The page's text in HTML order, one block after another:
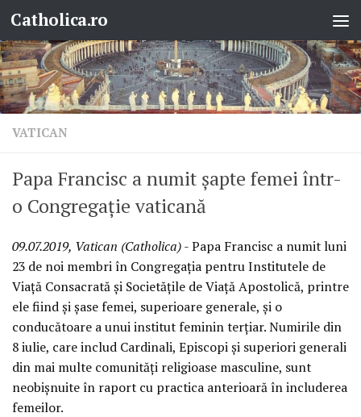
Skip to content
Catholica.ro
VATICAN
Papa Francisc a numit șapte femei într-
o Congregație vaticană
09.07.2019, Vatican (Catholica)- Papa Francisc a numit luni
23 de noi membri în Congregația pentru Institutele de
Viață Consacrată și Societățile de Viață Apostolică, printre
ele fiind și șase femei, superioare generale, și o
conducătoare a unui institut feminin terțiar. Numirile din
8 iulie, care includ Cardinali, Episcopi și superiori generali
din mai multe comunități religioase masculine, sunt
neobișnuite în raport cu practica anterioară în includerea
femeilor.